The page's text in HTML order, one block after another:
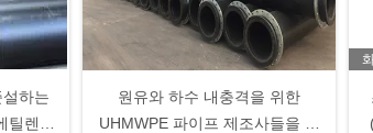
하는
틸렌
원유와 하수 내충격을 위한
UHMWPE 파이프 제조사들을 슬